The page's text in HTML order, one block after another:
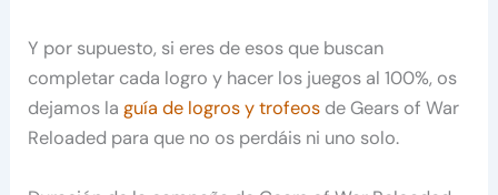
Y por supuesto, si eres de esos que buscan
completar cada logro y hacer los juegos al 100%, os
dejamos laguía de logros y trofeos de Gears of War
Reloaded para que no os perdáis ni uno solo.